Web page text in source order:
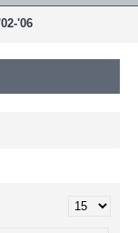
'06